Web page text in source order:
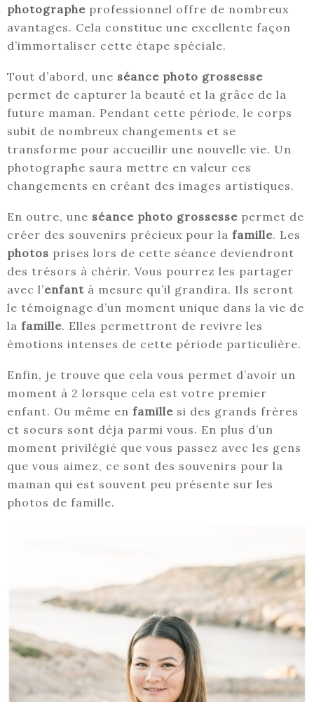
photographe professionnel offre de nombreux
avantages. Cela constitue une excellente façon
d’immortaliser cette étape spéciale.
Tout d’abord, une séance photo grossesse
permet de capturer la beauté et la grâce de la
future maman. Pendant cette période, le corps
subit de nombreux changements et se
transforme pour accueillir une nouvelle vie. Un
photographe saura mettre en valeur ces
changements en créant des images artistiques.
En outre, une séance photo grossesse permet de
créer des souvenirs précieux pour la famille. Les
photos prises lors de cette séance deviendront
des trésors à chérir. Vous pourrez les partager
avec l’enfant à mesure qu’il grandira. Ils seront
le témoignage d’un moment unique dans la vie de
la famille. Elles permettront de revivre les
émotions intenses de cette période particulière.
Enfin, je trouve que cela vous permet d’avoir un
moment à 2 lorsque cela est votre premier
enfant. Ou même en famille si des grands frères
et soeurs sont déja parmi vous. En plus d’un
moment privilégié que vous passez avec les gens
que vous aimez, ce sont des souvenirs pour la
maman qui est souvent peu présente sur les
photos de famille.